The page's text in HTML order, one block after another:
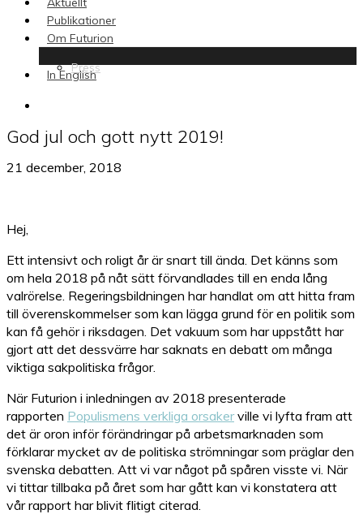
Publikationer
Om Futurion
Press
In English
God jul och gott nytt 2019!
21 december, 2018
Hej,
Ett intensivt och roligt år är snart till ända. Det känns som
om hela 2018 på nåt sätt förvandlades till en enda lång
valrörelse. Regeringsbildningen har handlat om att hitta fram
till överenskommelser som kan lägga grund för en politik som
kan få gehör i riksdagen. Det vakuum som har uppstått har
gjort att det dessvärre har saknats en debatt om många
viktiga sakpolitiska frågor.
När Futurion i inledningen av 2018 presenterade
rapporten Populismens verkliga orsakerville vi lyfta fram att
det är oron inför förändringar på arbetsmarknaden som
förklarar mycket av de politiska strömningar som präglar den
svenska debatten. Att vi var något på spåren visste vi. När
vi tittar tillbaka på året som har gått kan vi konstatera att
vår rapport har blivit flitigt citerad.